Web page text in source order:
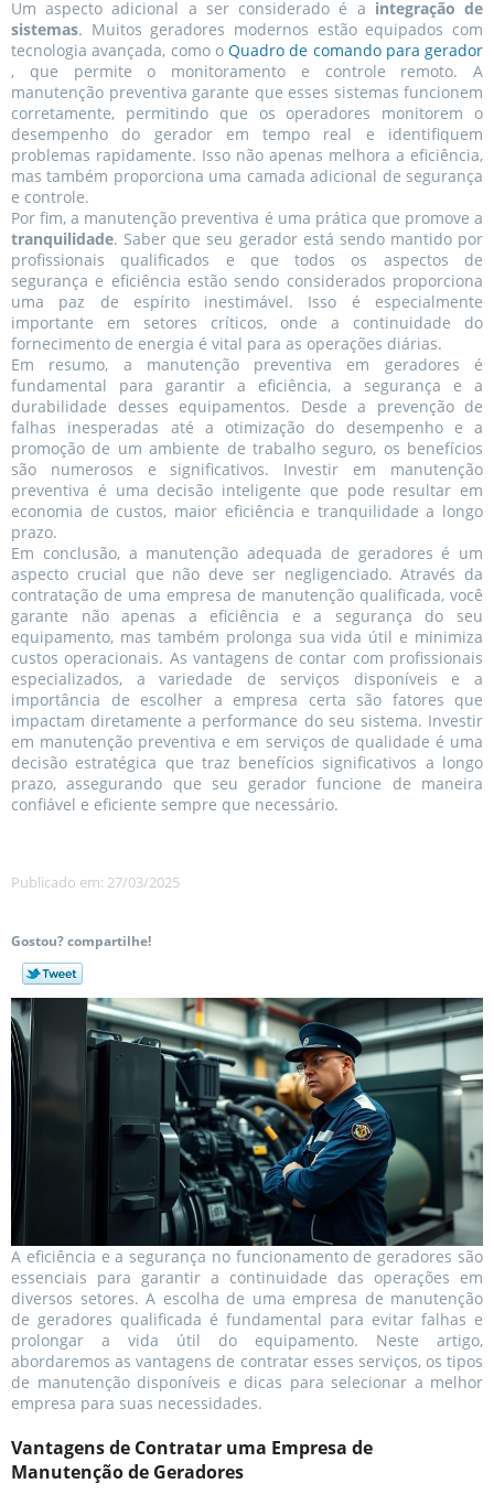
Um aspecto adicional a ser considerado é a integração de
sistemas. Muitos geradores modernos estão equipados com
tecnologia avançada, como o Quadro de comando para gerador
, que permite o monitoramento e controle remoto. A
manutenção preventiva garante que esses sistemas funcionem
corretamente, permitindo que os operadores monitorem o
desempenho do gerador em tempo real e identifiquem
problemas rapidamente. Isso não apenas melhora a eficiência,
mas também proporciona uma camada adicional de segurança
e controle.
Por fim, a manutenção preventiva é uma prática que promove a
tranquilidade. Saber que seu gerador está sendo mantido por
profissionais qualificados e que todos os aspectos de
segurança e eficiência estão sendo considerados proporciona
uma paz de espírito inestimável. Isso é especialmente
importante em setores críticos, onde a continuidade do
fornecimento de energia é vital para as operações diárias.
Em resumo, a manutenção preventiva em geradores é
fundamental para garantir a eficiência, a segurança e a
durabilidade desses equipamentos. Desde a prevenção de
falhas inesperadas até a otimização do desempenho e a
promoção de um ambiente de trabalho seguro, os benefícios
são numerosos e significativos. Investir em manutenção
preventiva é uma decisão inteligente que pode resultar em
economia de custos, maior eficiência e tranquilidade a longo
prazo.
Em conclusão, a manutenção adequada de geradores é um
aspecto crucial que não deve ser negligenciado. Através da
contratação de uma empresa de manutenção qualificada, você
garante não apenas a eficiência e a segurança do seu
equipamento, mas também prolonga sua vida útil e minimiza
custos operacionais. As vantagens de contar com profissionais
especializados, a variedade de serviços disponíveis e a
importância de escolher a empresa certa são fatores que
impactam diretamente a performance do seu sistema. Investir
em manutenção preventiva e em serviços de qualidade é uma
decisão estratégica que traz benefícios significativos a longo
prazo, assegurando que seu gerador funcione de maneira
confiável e eficiente sempre que necessário.
Publicado em: 27/03/2025
Gostou? compartilhe!
A eficiência e a segurança no funcionamento de geradores são
essenciais para garantir a continuidade das operações em
diversos setores. A escolha de uma empresa de manutenção
de geradores qualificada é fundamental para evitar falhas e
prolongar a vida útil do equipamento. Neste artigo,
abordaremos as vantagens de contratar esses serviços, os tipos
de manutenção disponíveis e dicas para selecionar a melhor
empresa para suas necessidades.
Vantagens de Contratar uma Empresa de
Manutenção de Geradores